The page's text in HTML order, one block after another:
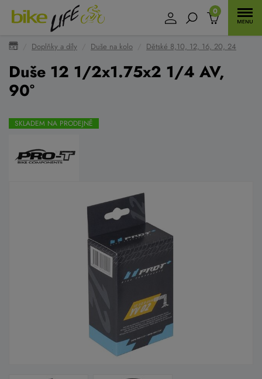
0
Doplňky a díly Duše na kolo Dětské 8,10, 12, 16, 20, 24
Duše 12 1/2x1.75x2 1/4 AV,
90°
SKLADEM NA PRODEJNĚ